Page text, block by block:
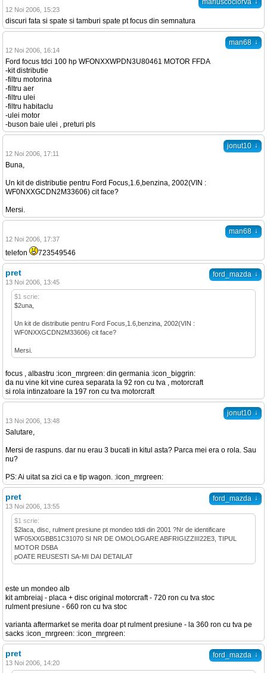
mariuscociorva
12 Noi 2006, 15:23
discuri fata si spate si tamburi spate pt focus din semnatura
man68 ↓
12 Noi 2006, 16:14
Ford focus tdci 100 hp WFONXXWPDN3U80461 MOTOR FFDA
-kit distributie
-filtru motorina
-filtru aer
-filtru ulei
-filtru habitaclu
-ulei motor
-buson baie ulei , preturi pls
jonut10 ↓
12 Noi 2006, 17:11
Buna,
Un kit de distributie pentru Ford Focus,1.6,benzina, 2002(VIN :
WF0NXXGCDN2M33606) cit face?
Mersi.
man68 ↓
12 Noi 2006, 17:37
telefon 723549546
ford_mazda ↓
pret
13 Noi 2006, 13:45
$1 scrie:
$2una,
Un kit de distributie pentru Ford Focus,1.6,benzina, 2002(VIN :
WF0NXXGCDN2M33606) cit face?
Mersi.
focus , albastru :icon_mrgreen: din germania :icon_biggrin:
da nu vine kit vine curea separata la 92 ron cu tva , motorcraft
si rola intinzatoare la 197 ron cu tva motorcraft
jonut10 ↓
13 Noi 2006, 13:48
Salutare,
Mersi de raspuns. dar nu erau 3 bucati in kitul asta? Parca mei era o rola. Sau
nu?
PS: Ai uitat sa zici ca e tip wagon. :icon_mrgreen:
ford_mazda ↓
pret
13 Noi 2006, 13:55
$1 scrie:
$2laca, disc, rulment presiune pt mondeo tddi din 2001 ?Nr de identificare
WF05XXGBB51C31070 SI NR DE OMOLOGARE ABFRIGIZZIII22E3, TIPUL
MOTOR D5BA
pOATE REUSESTI SA-MI DAI DETAILAT
este un mondeo alb
kit ambreiaj - placa + disc original motorcraft - 720 ron cu tva stoc
rulment presiune - 660 ron cu tva stoc
varianta aftermarket se merita doar pt rulment presiune - la 360 ron cu tva pe
sacks :icon_mrgreen: :icon_mrgreen:
ford_mazda ↓
pret
13 Noi 2006, 14:20